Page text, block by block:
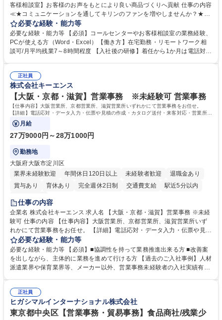
客様相談室】お客様のお声をもとにより良い商品づくりへ貢献 仕事の内容
≪★コミュニケーションを通してキリンのファンを増やしませんか？★≫
お客様のお声をより良い商品づくりに活かしていく上で、窓口となるお客
様相談室でのお仕事です。 日々お客様からいただくキリングループへのご
意見を、企業活動に活かしています。お客様からの声に迅速かつ誠意をも
って対応、情報提供するとともにグループ内活動に反映しています。 【具
平均100件前後■メール・手紙：同上40件前後 募集職種 中野本社【お客様
相談室】お客様のお声をもとにより良い商品づくりへ貢献
必要な経験・能力等
必要な経験・能力等 【必須】コールセンターやお客様相談室の業務経験、
PCが使える方（Word・Excel）【働き方】在宅勤務・リモートワーク相
談可/月平均残業7～8時間程度 【入社後の研修】着任から1か月は電話対応
すのでご安心ください。 【当社について】キリングループの広報機能を担
う会社として、お客様との出会いを大切にし、磨き上げたホスピタリティ
を込めてコミュニケーションをとりながら広報関連業務を行っておりま
す。 学歴・資格 学歴：大学院 大学 高専 短大 専修学校 高校 語学力： 資
格：
正社員
株式会社キーエンス
【大阪・京都・滋賀】営業事務 ※未経験可 営業事務
【仕事内容】大阪営業所、京都営業所、滋賀営業所いずれかにて営業事務をお任せ。
【詳細】電話応対・データ入力・伝票や見積の作成・カタログ送付・来客対応・営業所内
で発生する事務業務や業務改善をお任せ。
月給
27万9000円～28万1000円
勤務地
大阪府大阪市淀川区
業界未経験歓迎
年間休日120日以上 未経験者歓迎
退職金あり
賞与あり
育休あり 完全週休2日制 交通費支給
駅近5分以内
土日祝休み
仕事の内容
企業名 株式会社キーエンス 求人名 【大阪・京都・滋賀】営業事務 ※未経
験可 仕事の内容 【仕事内容】大阪営業所、京都営業所、滋賀営業所いず
れかにて営業事務をお任せ。 【詳細】電話応対・データ入力・伝票や見積
の作成・カタログ送付・来客対応・営業所内で発生する事務業務や業務改
善をお任せ。 【教育制度】ご入社後、育成担当とペアになりながらOJTに
て業務を覚えていただくことが可能です。業務システムがきちんと構築さ
れているため、スムーズに仕事に慣れることができる環境です。また、
募集職種 【大阪・京都・滋賀】営業事務 ※未経験可
必要な経験・能力等
必要な経験・能力等 【必須】■協調性を持って業務推進出来る方 ■改善案
を出しながら、主体的に業務を進めて行ける方 【過去のご入社事例】人材
派遣業界や保育業界等、メーカー以外、営業事務未経験者の入社実績有
えて、お客様や社員の状況に合わせ、能動的なサポート、改善の動きも期
待され。組織を支えるスペシャリストとして、チームに貢献し、結果的に
社員から頼られる存在になることができます。平均19:30の退勤以降の業
正社員
ヒガシマルインターナショナル株式会社
東京都中央区【営業事務・貿易事務】食品商社/残業少